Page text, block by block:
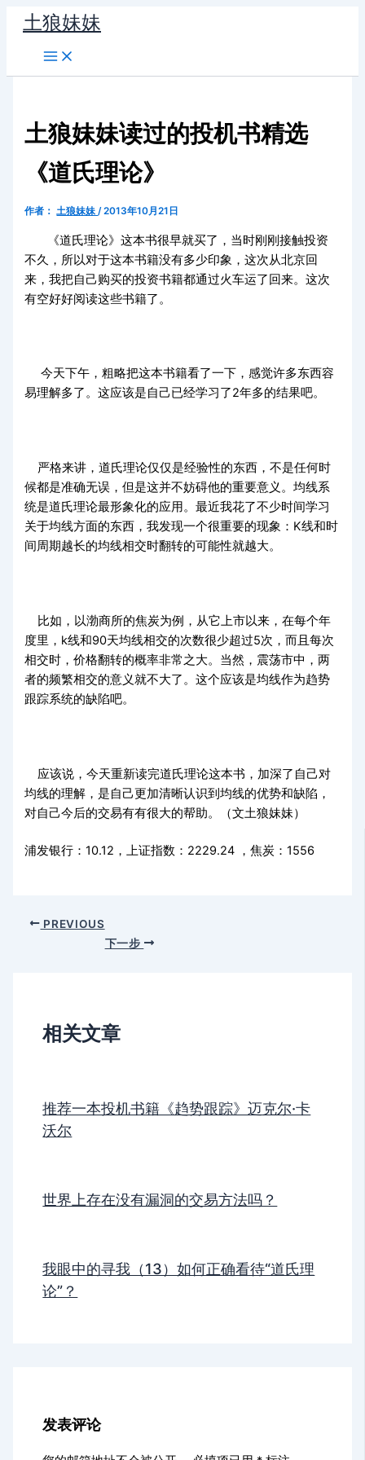
容
土狼妹妹
土狼妹妹读过的投机书精选
《道氏理论》
作者： 土狼妹妹/2013年10月21日
《道氏理论》这本书很早就买了，当时刚刚接触投资
不久，所以对于这本书籍没有多少印象，这次从北京回
来，我把自己购买的投资书籍都通过火车运了回来。这次
有空好好阅读这些书籍了。
今天下午，粗略把这本书籍看了一下，感觉许多东西容
易理解多了。这应该是自己已经学习了2年多的结果吧。
严格来讲，道氏理论仅仅是经验性的东西，不是任何时
候都是准确无误，但是这并不妨碍他的重要意义。均线系
统是道氏理论最形象化的应用。最近我花了不少时间学习
关于均线方面的东西，我发现一个很重要的现象：K线和时
间周期越长的均线相交时翻转的可能性就越大。
比如，以渤商所的焦炭为例，从它上市以来，在每个年
度里，k线和90天均线相交的次数很少超过5次，而且每次
相交时，价格翻转的概率非常之大。当然，震荡市中，两
者的频繁相交的意义就不大了。这个应该是均线作为趋势
跟踪系统的缺陷吧。
应该说，今天重新读完道氏理论这本书，加深了自己对
均线的理解，是自己更加清晰认识到均线的优势和缺陷，
对自己今后的交易有有很大的帮助。（文土狼妹妹）
浦发银行：10.12，上证指数：2229.24 ，焦炭：1556
PREVIOUS
下一步
相关文章
推荐一本投机书籍《趋势跟踪》迈克尔·卡
沃尔
世界上存在没有漏洞的交易方法吗？
我眼中的寻我（13）如何正确看待“道氏理
论”？
发表评论